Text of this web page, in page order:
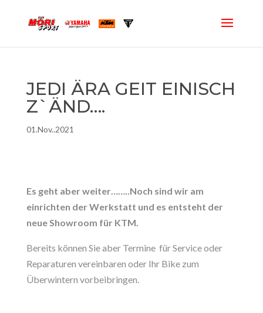
JEDI ÄRA GEIT EINISCH
Z`ÄND….
01.Nov..2021
Es geht aber weiter……..Noch sind wir am
einrichten der Werkstatt und es entsteht der
neue Showroom für KTM.
Bereits können Sie aber Termine für Service oder
Reparaturen vereinbaren oder Ihr Bike zum
Überwintern vorbeibringen.